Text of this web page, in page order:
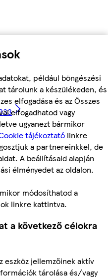
például böngészési
tárolunk a készülékeden, és
elfogadása és az Összes
elfogadhatod vagy
ugyanezt bármikor
tájékoztató linkre
a partnereinkkel, de
A beállításaid alapján
élményedet az oldalon.
módosíthatod a
linkre kattintva.
a következő célokra
eszköz jellemzőinek aktív
tárolása és/vagy